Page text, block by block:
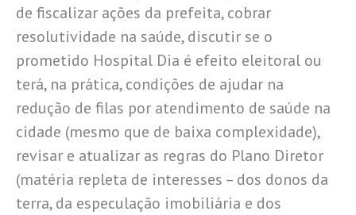
de fiscalizar ações da prefeita, cobrar
resolutividade na saúde, discutir se o
prometido Hospital Dia é efeito eleitoral ou
terá, na prática, condições de ajudar na
redução de filas por atendimento de saúde na
cidade (mesmo que de baixa complexidade),
revisar e atualizar as regras do Plano Diretor
(matéria repleta de interesses – dos donos da
terra, da especulação imobiliária e dos